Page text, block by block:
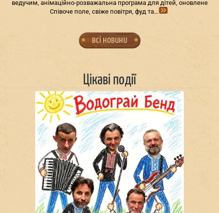
ведучим, анімаційно-розважальна програма для дітей, оновлене
Співоче поле, свіже повітря, фуд та…
всі новини
Цікаві події